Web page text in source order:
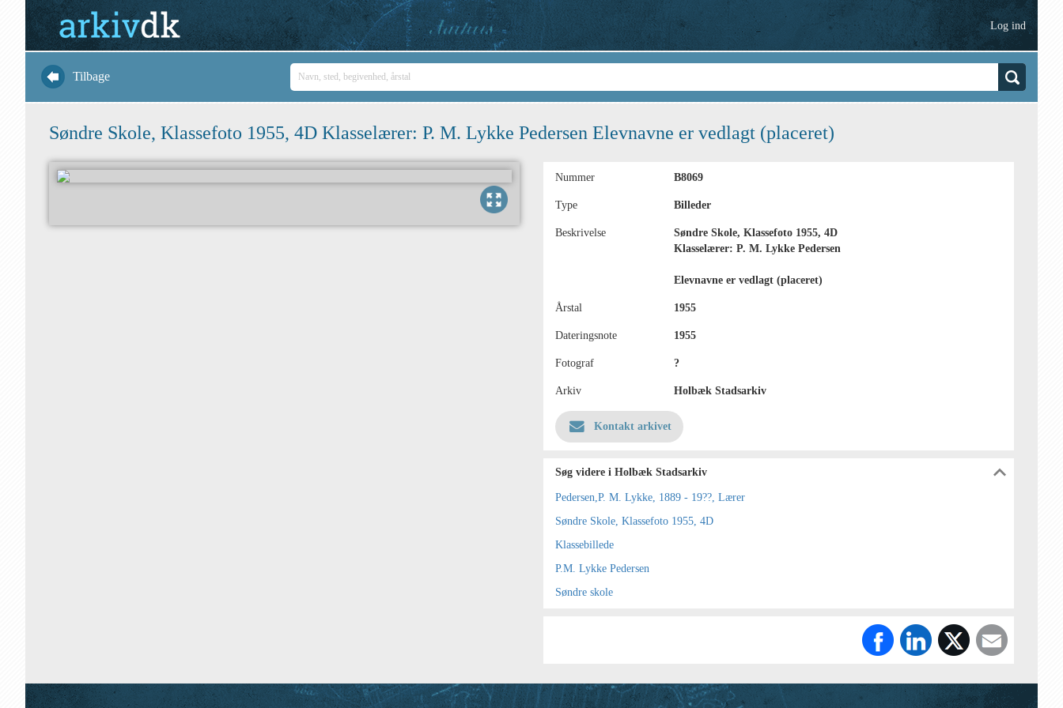
Log ind
Tilbage
Søndre Skole, Klassefoto 1955, 4D Klasselærer: P. M. Lykke Pedersen Elevnavne er vedlagt (placeret)
Nummer B8069
Type Billeder
Beskrivelse
Søndre Skole, Klassefoto 1955, 4D
Klasselærer: P. M. Lykke Pedersen
Elevnavne er vedlagt (placeret)
Årstal 1955
Dateringsnote 1955
Fotograf ?
Arkiv Holbæk Stadsarkiv
Kontakt arkivet
Søg videre i Holbæk Stadsarkiv
Pedersen,P. M. Lykke, 1889 - 19??, Lærer
Søndre Skole, Klassefoto 1955, 4D
Klassebillede
P.M. Lykke Pedersen
Søndre skole